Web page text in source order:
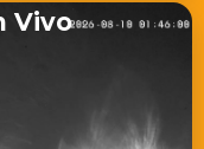
Vivo